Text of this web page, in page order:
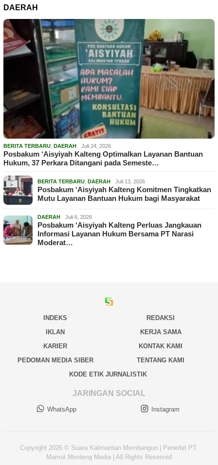
DAERAH
BERITA TERBARU DAERAH Juli 24, 2026
Posbakum ‘Aisyiyah Kalteng Optimalkan Layanan Bantuan
Hukum, 37 Perkara Ditangani pada Semeste…
BERITA TERBARU DAERAH Juli 13, 2026
Posbakum ‘Aisyiyah Kalteng Komitmen Tingkatkan
Mutu Layanan Bantuan Hukum bagi Masyarakat
DAERAH Juli 6, 2026
Posbakum ‘Aisyiyah Kalteng Perluas Jangkauan
Informasi Layanan Hukum Bersama PT Narasi
Moderat…
INDEKS
REDAKSI
IKLAN
KERJA SAMA
KARIER
KONTAK KAMI
PEDOMAN MEDIA SIBER
TENTANG KAMI
KODE ETIK JURNALISTIK
JARINGAN SOCIAL
WhatsApp Instagram
Copyright 2026 © Suara Kalimantan Membangun | Penerbit PT.
Mamut Menteng Media | All Rights Reserved